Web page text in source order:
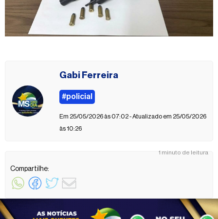
1 minuto de leitura
Gabi Ferreira
#policial
Em 25/05/2026 às 07:02 - Atualizado em 25/05/2026
às 10:26
Compartilhe: